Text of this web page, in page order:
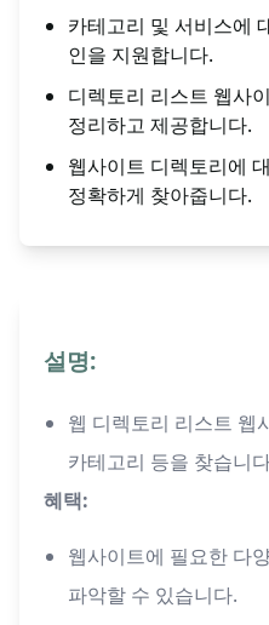
카테고리 및 서비스에
인을 지원합니다.
디렉토리 리스트 웹사
정리하고 제공합니다.
웹사이트 디렉토리에
정확하게 찾아줍니다.
설명:
웹 디렉토리 리스트 웹
카테고리 등을 찾습니
혜택:
웹사이트에 필요한 다
파악할 수 있습니다.